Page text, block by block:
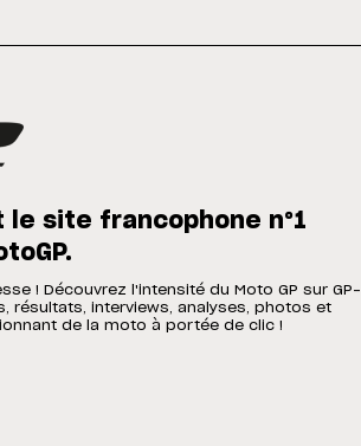
le site francophone n°1
! Découvrez l'intensité du Moto GP sur GP-
résultats, interviews, analyses, photos et
de la moto à portée de clic !